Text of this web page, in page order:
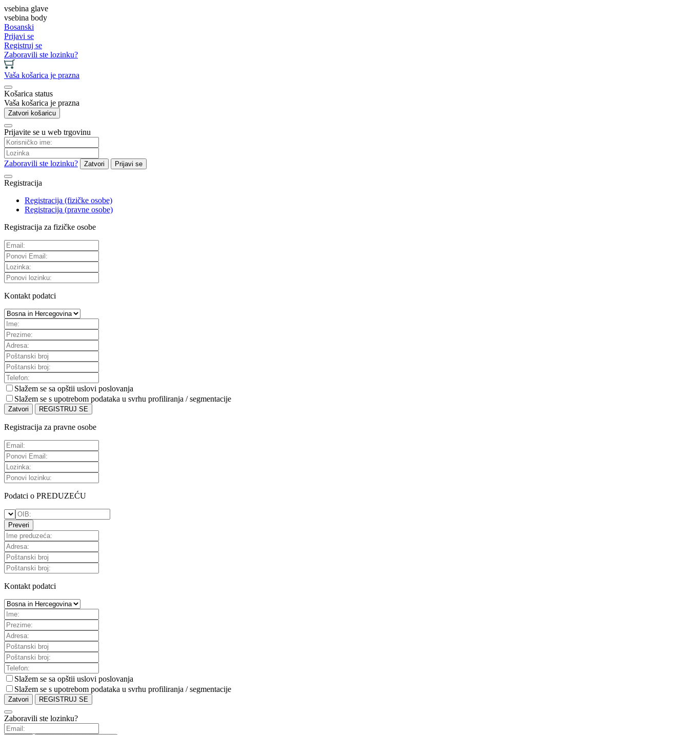
vsebina glave
vsebina body
Bosanski
Prijavi se
Registruj se
Zaboravili ste lozinku?
Vaša košarica je prazna
Košarica status
Vaša košarica je prazna
Zatvori košaricu
Prijavite se u web trgovinu
Zaboravili ste lozinku? Zatvori Prijavi se
Registracija
Registracija (fizičke osobe)
Registracija (pravne osobe)
Registracija za fizičke osobe
Kontakt podatci
Slažem se sa opštii uslovi poslovanja
Slažem se s upotrebom podataka u svrhu profiliranja / segmentacije
Zatvori REGISTRUJ SE
Registracija za pravne osobe
Podatci o PREDUZEĆU
Preveri
Kontakt podatci
Slažem se sa opštii uslovi poslovanja
Slažem se s upotrebom podataka u svrhu profiliranja / segmentacije
Zatvori REGISTRUJ SE
Zaboravili ste lozinku?